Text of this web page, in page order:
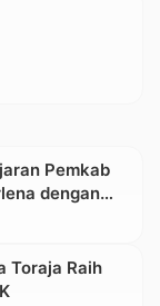
Pemkab
dengan
Toraja Raih